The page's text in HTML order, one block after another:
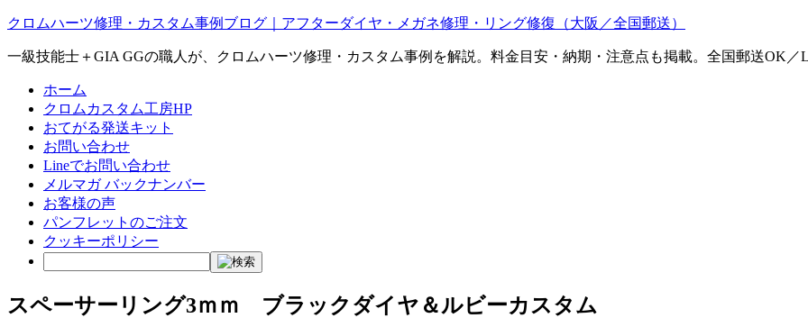
クロムハーツ修理・カスタム事例ブログ｜アフターダイヤ・メガネ修理・リング修復（大阪／全国郵送）
一級技能士＋GIA GGの職人が、クロムハーツ修理・カスタム事例を解説。料金目安・納期・注意点も掲載。全国郵送OK
ホーム
クロムカスタム工房HP
おてがる発送キット
お問い合わせ
Lineでお問い合わせ
メルマガ バックナンバー
お客様の声
パンフレットのご注文
クッキーポリシー
スペーサーリング3ｍｍ ブラックダイヤ＆ルビーカスタム